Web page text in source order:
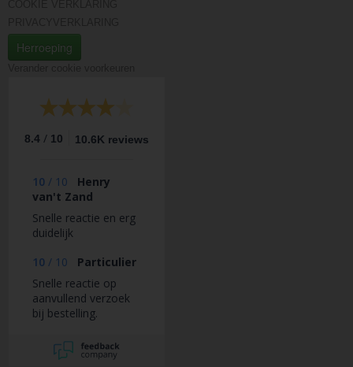
Herroeping
8.4 / 10 10.6K reviews
10 / 10
Henry
van't Zand
Snelle reactie en erg
duidelijk
10 / 10
Particulier
Snelle reactie op
aanvullend verzoek
bij bestelling.